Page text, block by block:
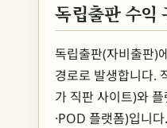
독립출판 수익
독립출판(자비출판)
경로로 발생합니다.
가 직판 사이트)와
·POD 플랫폼)입니